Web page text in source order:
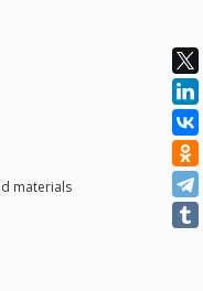
materials